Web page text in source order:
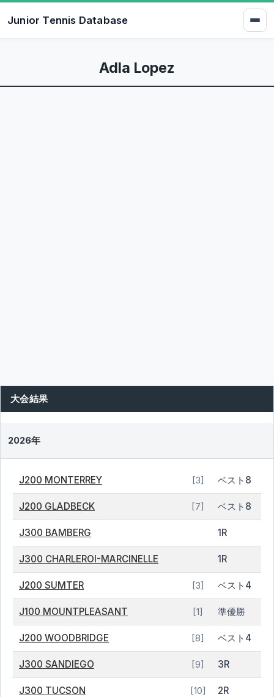
Junior Tennis Database
Adla Lopez
大会結果
2026年
J200 MONTERREY [3] ベスト8
J200 GLADBECK [7] ベスト8
J300 BAMBERG 1R
J300 CHARLEROI-MARCINELLE 1R
J200 SUMTER [3] ベスト4
J100 MOUNTPLEASANT [1] 準優勝
J200 WOODBRIDGE [8] ベスト4
J300 SANDIEGO [9] 3R
J300 TUCSON [10] 2R